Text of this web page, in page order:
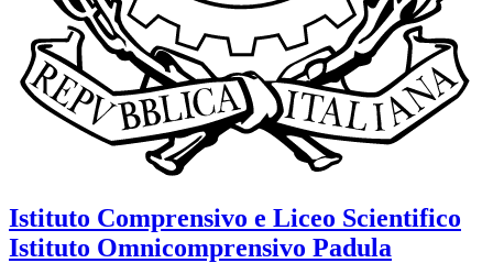
Istituto Comprensivo e Liceo Scientifico
Istituto Omnicomprensivo Padula